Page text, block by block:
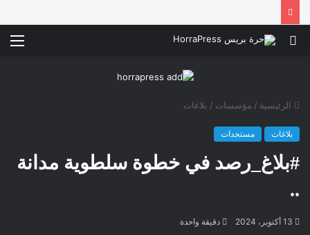
بحث
الرئيسية / مؤسسات / بلاغات
بلاغات مستجدات
#بلاغ_رصد في خطوة سلطوية مدانة
..
13 أكتوبر، 2024 دقيقة واحدة